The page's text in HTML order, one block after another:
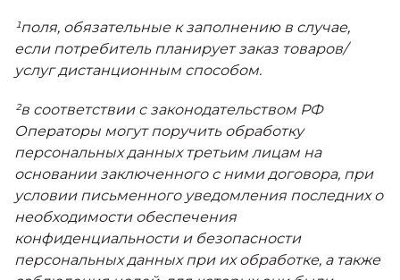
¹поля, обязательные к заполнению в случае,
если потребитель планирует заказ товаров/
услуг дистанционным способом.
²в соответствии с законодательством РФ
Операторы могут поручить обработку
персональных данных третьим лицам на
основании заключенного с ними договора, при
условии письменного уведомления последних о
необходимости обеспечения
конфиденциальности и безопасности
персональных данных при их обработке, а также